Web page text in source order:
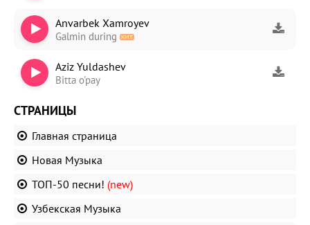
Anvarbek Xamroyev
Galmin during
Aziz Yuldashev
Bitta o'pay
СТРАНИЦЫ
Главная страница
Новая Музыка
ТОП-50 песни! (new)
Узбекская Музыка